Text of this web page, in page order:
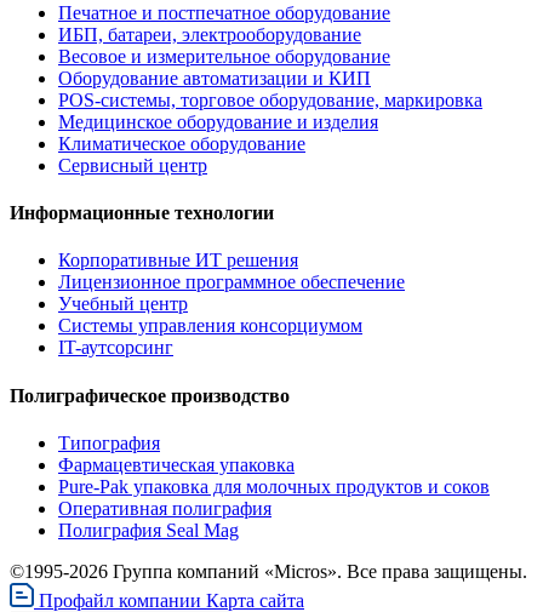
Печатное и постпечатное оборудование
ИБП, батареи, электрооборудование
Весовое и измерительное оборудование
Оборудование автоматизации и КИП
POS-системы, торговое оборудование, маркировка
Медицинское оборудование и изделия
Климатическое оборудование
Сервисный центр
Информационные технологии
Корпоративные ИТ решения
Лицензионное программное обеспечение
Учебный центр
Системы управления консорциумом
IT-аутсорсинг
Полиграфическое производство
Типография
Фармацевтическая упаковка
Pure-Pak упаковка для молочных продуктов и соков
Оперативная полиграфия
Полиграфия Seal Mag
©1995-2026 Группа компаний «Micros». Все права защищены.
Профайл компании Карта сайта